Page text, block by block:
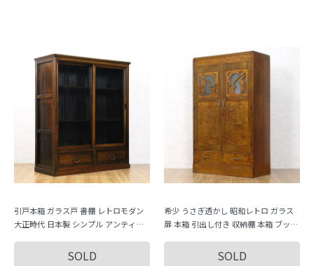
引戸本箱 ガラス戸 書棚 レトロモダン
大正時代 日本製 シンプル アンティー
SOLD
希少 うさぎ透かし 昭和レトロ ガラス
扉 本箱 引出し付き 収納棚 本箱 ブック
SOLD